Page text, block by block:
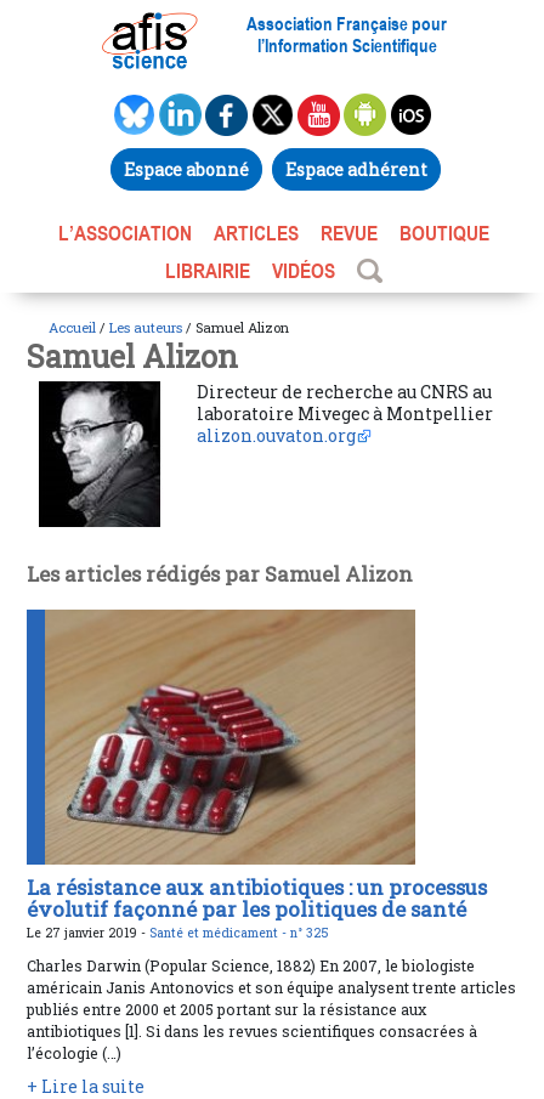
Association Française pour
l’Information Scientifique
Espace abonné Espace adhérent
L’ASSOCIATION ARTICLES REVUE
BOUTIQUE
LIBRAIRIE
VIDÉOS
Accueil / Les auteurs / Samuel Alizon
Samuel Alizon
Directeur de recherche au CNRS au
laboratoire Mivegec à Montpellier
alizon.ouvaton.org
Les articles rédigés par Samuel Alizon
La résistance aux antibiotiques : un processus
évolutif façonné par les politiques de santé
Le 27 janvier 2019 - Santé et médicament -n° 325
Charles Darwin (Popular Science, 1882) En 2007, le biologiste
américain Janis Antonovics et son équipe analysent trente articles
publiés entre 2000 et 2005 portant sur la résistance aux
antibiotiques [1]. Si dans les revues scientifiques consacrées à
l’écologie (…)
+ Lire la suite